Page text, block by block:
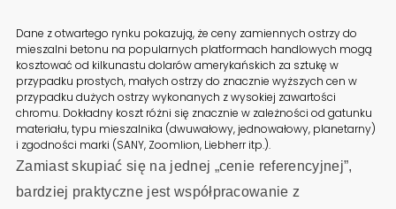
Dane z otwartego rynku pokazują, że ceny zamiennych ostrzy do
mieszalni betonu na popularnych platformach handlowych mogą
kosztować od kilkunastu dolarów amerykańskich za sztukę w
przypadku prostych, małych ostrzy do znacznie wyższych cen w
przypadku dużych ostrzy wykonanych z wysokiej zawartości
chromu. Dokładny koszt różni się znacznie w zależności od gatunku
materiału, typu mieszalnika (dwuwałowy, jednowałowy, planetarny)
i zgodności marki (SANY, Zoomlion, Liebherr itp.).
Zamiast skupiać się na jednej „cenie referencyjnej”,
bardziej praktyczne jest współpracowanie z